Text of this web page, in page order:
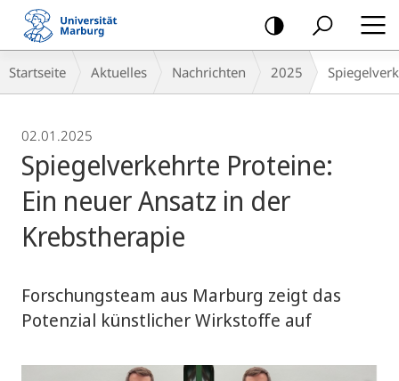
Mobile-
Navigation
Breadcrumb-
Navigation
Startseite Aktuelles Nachrichten 2025
02.01.2025
Spiegelverkehrte Proteine:
Ein neuer Ansatz in der
Krebstherapie
Forschungsteam aus Marburg zeigt das
Potenzial künstlicher Wirkstoffe auf